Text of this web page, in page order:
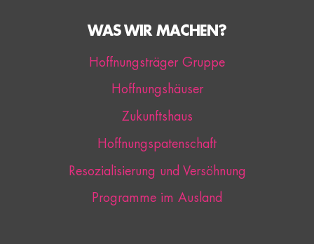
WAS WIR MACHEN?
Hoffnungsträger Gruppe
Hoffnungshäuser
Zukunftshaus
Hoffnungspatenschaft
Resozialisierung und Versöhnung
Programme im Ausland